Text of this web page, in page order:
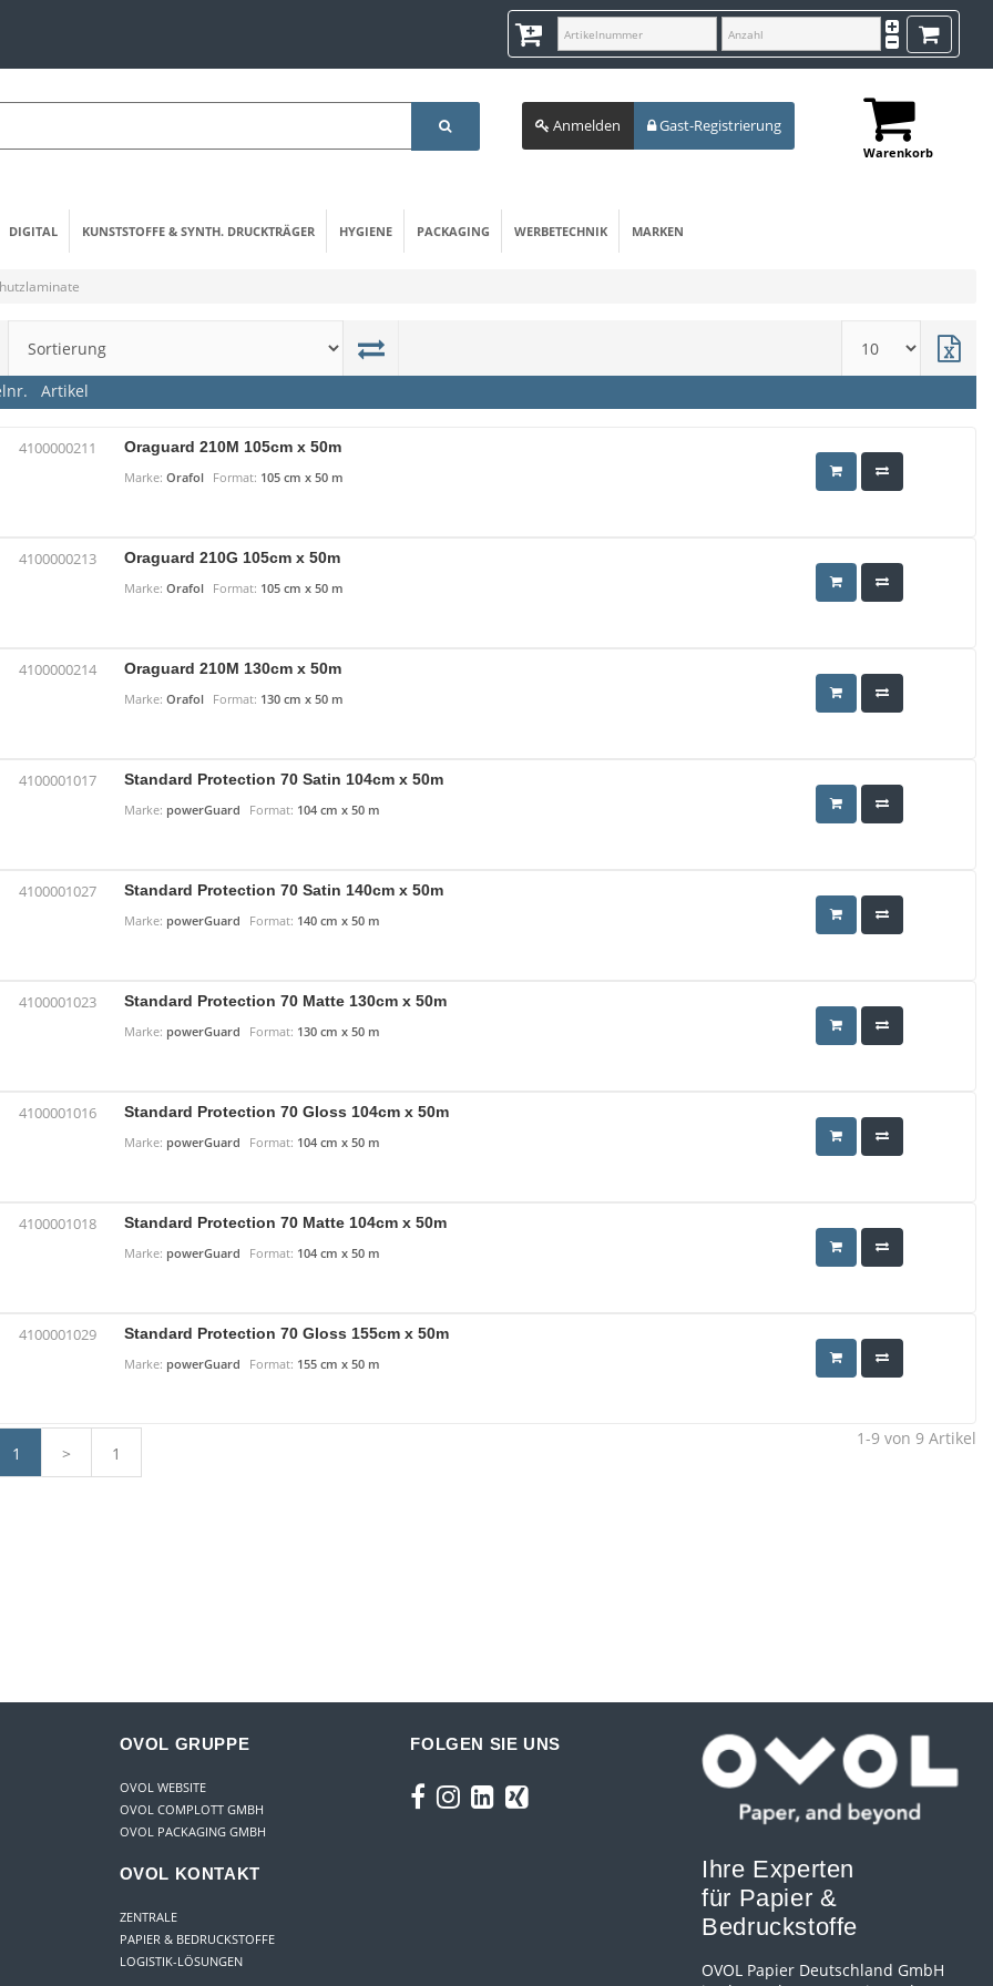
Anmelden Gast-Registrierung
Warenkorb
DIGITAL KUNSTSTOFFE & SYNTH. DRUCKTRÄGER HYGIENE PACKAGING WERBETECHNIK MARKEN
Artikel
4100000211 Oraguard 210M 105cm x 50m
Marke: Orafol Format: 105 cm x 50 m
4100000213 Oraguard 210G 105cm x 50m
Marke: Orafol Format: 105 cm x 50 m
4100000214 Oraguard 210M 130cm x 50m
Marke: Orafol Format: 130 cm x 50 m
4100001017 Standard Protection 70 Satin 104cm x 50m
Marke: powerGuard Format: 104 cm x 50 m
4100001027 Standard Protection 70 Satin 140cm x 50m
Marke: powerGuard Format: 140 cm x 50 m
4100001023 Standard Protection 70 Matte 130cm x 50m
Marke: powerGuard Format: 130 cm x 50 m
4100001016 Standard Protection 70 Gloss 104cm x 50m
Marke: powerGuard Format: 104 cm x 50 m
4100001018 Standard Protection 70 Matte 104cm x 50m
Marke: powerGuard Format: 104 cm x 50 m
4100001029 Standard Protection 70 Gloss 155cm x 50m
Marke: powerGuard Format: 155 cm x 50 m
1 > 1
1-9 von 9 Artikel
OVOL GRUPPE
OVOL WEBSITE
OVOL COMPLOTT GMBH
OVOL PACKAGING GMBH
OVOL KONTAKT
ZENTRALE
PAPIER & BEDRUCKSTOFFE
LOGISTIK-LÖSUNGEN
FOLGEN SIE UNS
Ihre Experten
für Papier &
Bedruckstoffe
OVOL Papier Deutschland GmbH